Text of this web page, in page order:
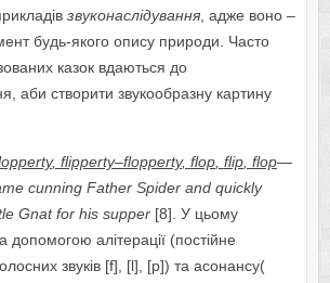
звуконаслідування, адже воно –
будь-якого опису природи. Часто
казок вдаються до
аби створити звукообразну картину
, flipperty–flopperty, flop, flip, flop—
cunning Father Spider and quickly
Gnat for his supper [8]. У цьому
допомогою алітерації (постійне
звуків [f], [l], [p]) та асонансу(